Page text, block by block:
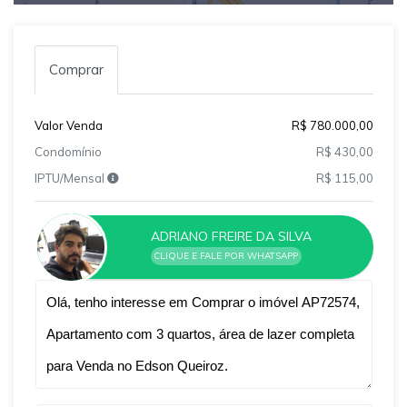
Comprar
Valor Venda
R$ 780.000,00
Condomínio
R$ 430,00
IPTU/Mensal
R$ 115,00
ADRIANO FREIRE DA SILVA
CLIQUE E FALE POR WHATSAPP